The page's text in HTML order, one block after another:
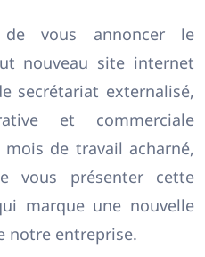
vous annoncer le
nouveau site internet
secrétariat externalisé,
et commerciale
de travail acharné,
vous présenter cette
marque une nouvelle
notre entreprise.